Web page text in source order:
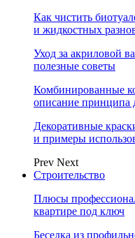
Как чистить
и жидкостных
Уход за акриловой
полезные советы
Комбинированные
описание принципа
Декоративные
и примеры
Prev Next
Строительство
Плюсы
квартире под ключ
Беседка из